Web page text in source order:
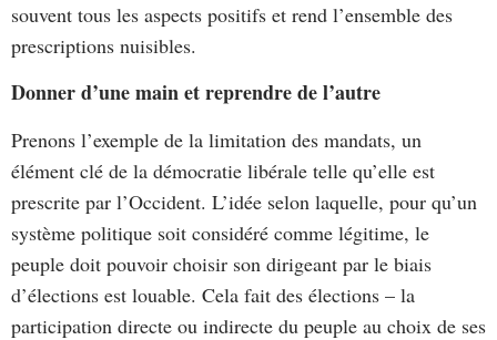
souvent tous les aspects positifs et rend l’ensemble des
prescriptions nuisibles.
Donner d’une main et reprendre de l’autre
Prenons l’exemple de la limitation des mandats, un
élément clé de la démocratie libérale telle qu’elle est
prescrite par l’Occident. L’idée selon laquelle, pour qu’un
système politique soit considéré comme légitime, le
peuple doit pouvoir choisir son dirigeant par le biais
d’élections est louable. Cela fait des élections – la
participation directe ou indirecte du peuple au choix de ses